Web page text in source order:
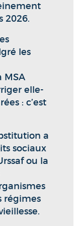
2026.
les
MSA
elle-
: c’est
a
sociaux
ou la
régimes